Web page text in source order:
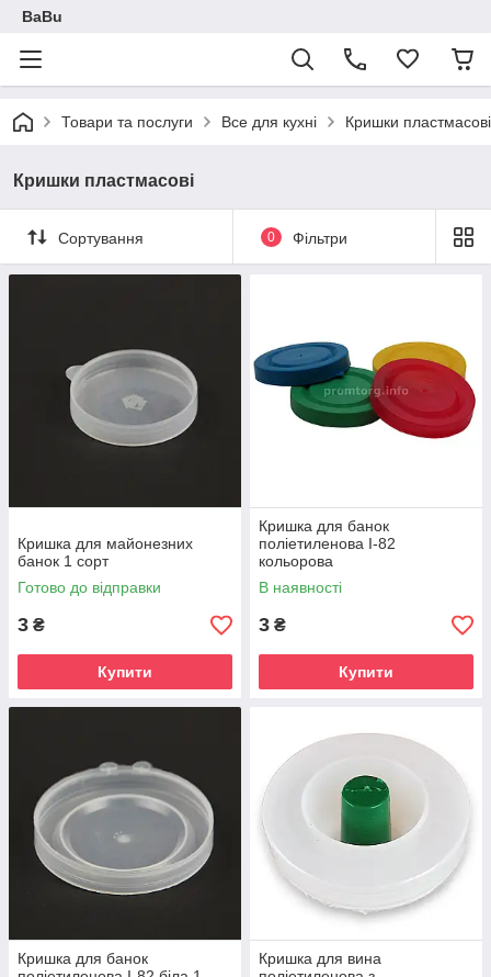
BaBu
Товари та послуги Все для кухні Кришки пластмасові
Кришки пластмасові
Сортування 0 Фільтри
Кришка для майонезних
банок 1 сорт
Готово до відправки
3 ₴
Купити
Кришка для банок
поліетиленова I-82
кольорова
В наявності
3 ₴
Купити
Кришка для банок
Кришка для вина